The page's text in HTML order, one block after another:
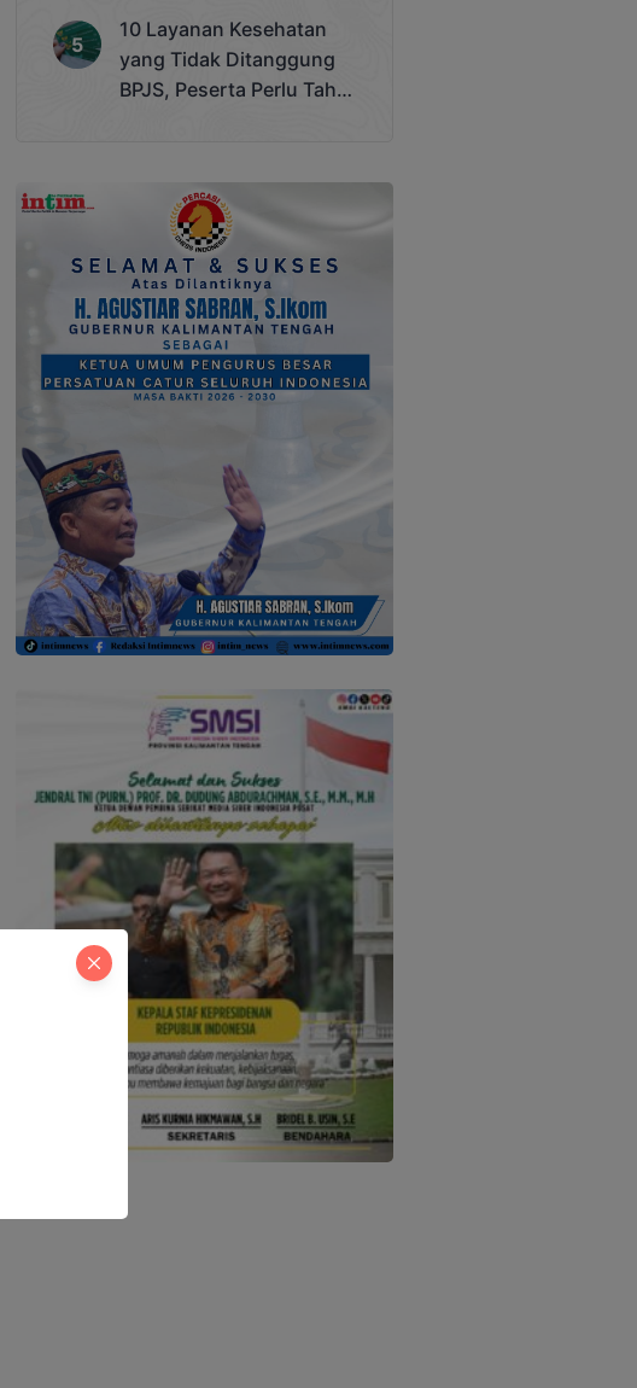
10 Layanan Kesehatan
yang Tidak Ditanggung
BPJS, Peserta Perlu Tahu